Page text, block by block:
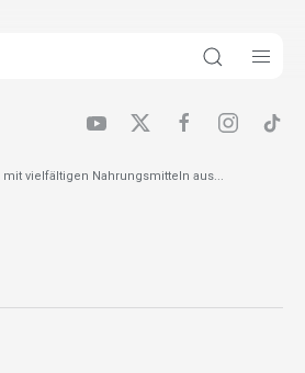
vielfältigen Nahrungsmitteln aus...